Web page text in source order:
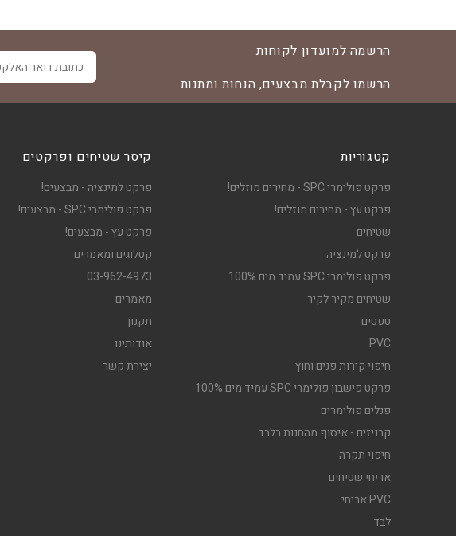
הרשמה למועדון לקוחות
הרשמו לקבלת מבצעים, הנחות ומתנות
קטגוריות
פרקט פולימרי SPC - מחירים מוזלים!
פרקט עץ - מחירים מוזלים!
שטיחים
פרקט למינציה
פרקט פולימרי SPC עמיד מים 100%
שטיחים מקיר לקיר
טפטים
PVC
חיפוי קירות פנים וחוץ
פרקט פישבון פולימרי SPC עמיד מים 100%
פנלים פולימרים
קרניזים - איסוף מהחנות בלבד
חיפוי תקרה
אריחי שטיחים
PVC אריחי
לבד
קיסר שטיחים ופרקטים
פרקט למינציה - מבצעים!
פרקט פולימרי SPC - מבצעים!
פרקט עץ - מבצעים!
קטלוגים ומאמרים
03-962-4973
מאמרים
תקנון
אודותינו
יצירת קשר